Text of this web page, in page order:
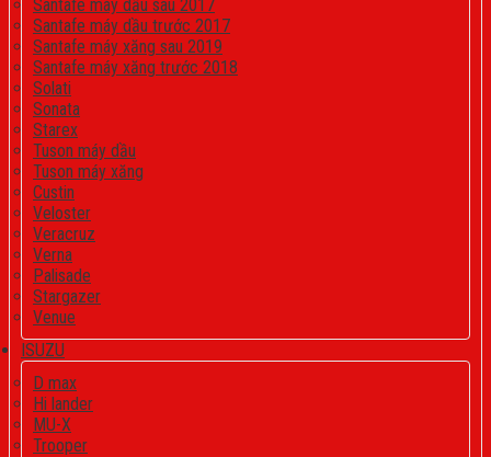
Santafe máy dầu sau 2017
Santafe máy dầu trước 2017
Santafe máy xăng sau 2019
Santafe máy xăng trước 2018
Solati
Sonata
Starex
Tuson máy dầu
Tuson máy xăng
Custin
Veloster
Veracruz
Verna
Palisade
Stargazer
Venue
ISUZU
D max
Hi lander
MU-X
Trooper